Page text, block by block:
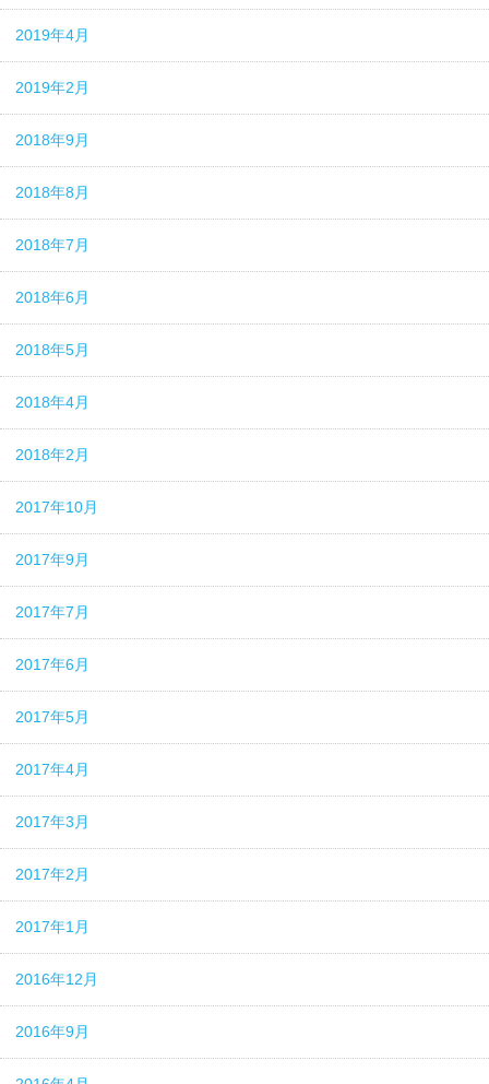
2019年4月
2019年2月
2018年9月
2018年8月
2018年7月
2018年6月
2018年5月
2018年4月
2018年2月
2017年10月
2017年9月
2017年7月
2017年6月
2017年5月
2017年4月
2017年3月
2017年2月
2017年1月
2016年12月
2016年9月